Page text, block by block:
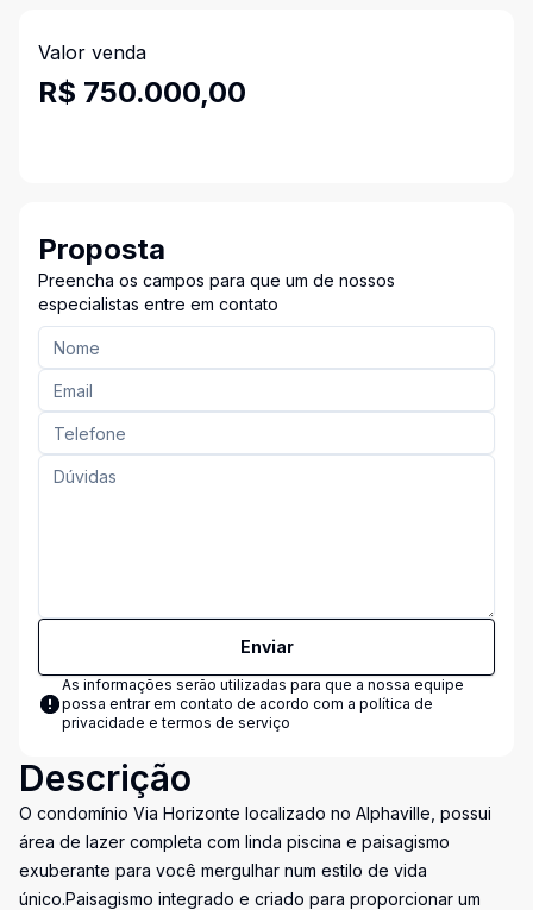
Valor venda
R$ 750.000,00
Proposta
Preencha os campos para que um de nossos
especialistas entre em contato
Enviar
As informações serão utilizadas para que a nossa equipe
possa entrar em contato de acordo com a política de
privacidade e termos de serviço
Descrição
O condomínio Via Horizonte localizado no Alphaville, possui
área de lazer completa com linda piscina e paisagismo
exuberante para você mergulhar num estilo de vida
único.Paisagismo integrado e criado para proporcionar um